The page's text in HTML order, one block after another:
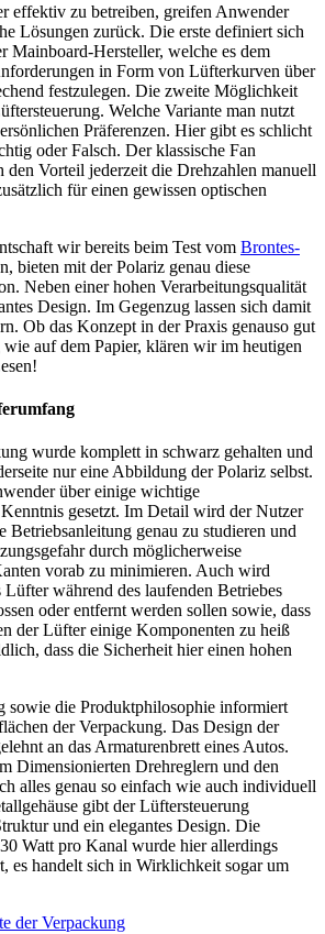
effektiv zu betreiben, greifen Anwender
Lösungen zurück. Die erste definiert sich
Mainboard-Hersteller, welche es dem
in Form von Lüfterkurven über
festzulegen. Die zweite Möglichkeit
Welche Variante man nutzt
Präferenzen. Hier gibt es schlicht
oder Falsch. Der klassische Fan
den Vorteil jederzeit die Drehzahlen manuell
für einen gewissen optischen
wir bereits beim Test vom Brontes-
bieten mit der Polariz genau diese
Neben einer hohen Verarbeitungsqualität
Design. Im Gegenzug lassen sich damit
Ob das Konzept in der Praxis genauso gut
wie auf dem Papier, klären wir im heutigen
wurde komplett in schwarz gehalten und
nur eine Abbildung der Polariz selbst.
über einige wichtige
gesetzt. Im Detail wird der Nutzer
Betriebsanleitung genau zu studieren und
durch möglicherweise
vorab zu minimieren. Auch wird
Lüfter während des laufenden Betriebes
oder entfernt werden sollen sowie, dass
der Lüfter einige Komponenten zu heiß
dass die Sicherheit hier einen hohen
sowie die Produktphilosophie informiert
der Verpackung. Das Design der
an das Armaturenbrett eines Autos.
Dimensionierten Drehreglern und den
alles genau so einfach wie auch individuell
gibt der Lüftersteuerung
und ein elegantes Design. Die
Watt pro Kanal wurde hier allerdings
es handelt sich in Wirklichkeit sogar um